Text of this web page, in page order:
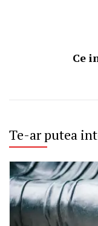
Ce
Te-ar putea